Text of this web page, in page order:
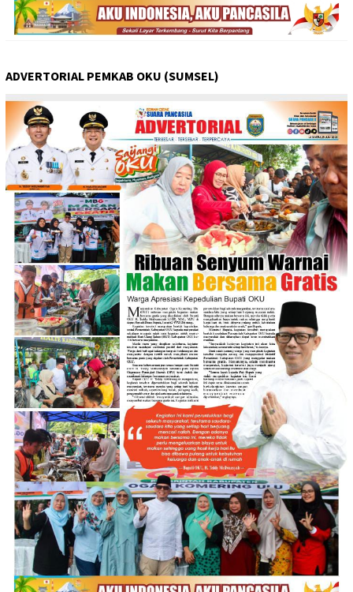
ADVERTORIAL PEMKAB OKU (SUMSEL)